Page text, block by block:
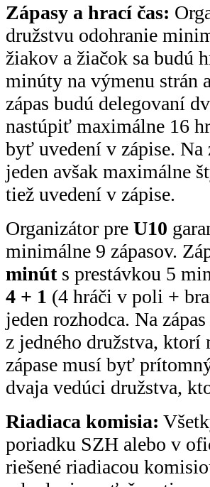
Zápasy a hrací čas:
družstvu odohranie
žiakov a žiačok sa budú
minúty na výmenu strán
zápas budú delegovaní
nastúpiť maximálne 16
byť uvedení v zápise.
jeden avšak maximálne
tiež uvedení v zápise.
Organizátor pre U10
minimálne 9 zápasov.
minúts prestávkou 5
4 + 1 (4 hráči v poli +
jeden rozhodca. Na
z jedného družstva, ktorí
zápase musí byť
dvaja vedúci družstva,
Riadiaca komisia:
poriadku SZH alebo v
riešené riadiacou